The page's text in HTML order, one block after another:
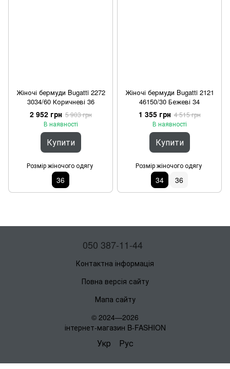
Жіночі бермуди Bugatti 2272
3034/60 Коричневі 36
2 952 грн 5 903 грн
В наявності
Купити
Розмір жіночого одягу
36
Жіночі бермуди Bugatti 2121
46150/30 Бежеві 34
1 355 грн 4 515 грн
В наявності
Купити
Розмір жіночого одягу
34 36
050 387-11-44
Контактна інформація
Повна версія сайту
Мапа сайту
© 2024—2026
інтернет-магазин B-FASHION
Укр Рус